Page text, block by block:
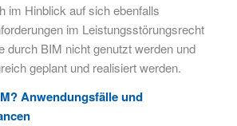
im Hinblick auf sich ebenfalls
im Leistungsstörungsrecht
durch BIM nicht genutzt werden und
geplant und realisiert werden.
Anwendungsfälle und